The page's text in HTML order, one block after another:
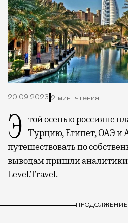
20.09.2023 2 мин. чтения
Этой осенью россияне планируют ехать в Турцию, Египет, ОАЭ и
путешествовать по
выводам пришли аналитики
Level.Travel.